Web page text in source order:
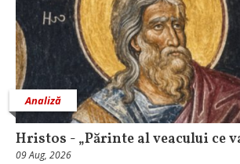
Analiză
Hristos - „Părinte al veacului ce
09 Aug, 2026